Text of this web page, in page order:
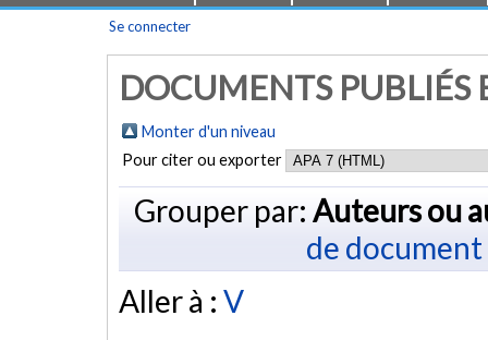
Se connecter
DOCUMENTS PUBLIÉS
Monter d'un niveau
Pour citer ou exporter
Grouper par: Auteurs ou
de document
Aller à : V